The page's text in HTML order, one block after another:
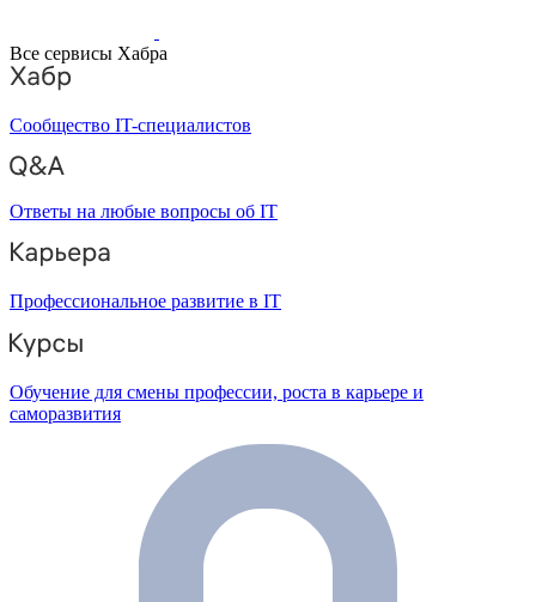
Все сервисы Хабра
Сообщество IT-специалистов
Ответы на любые вопросы об IT
Профессиональное развитие в IT
Обучение для смены профессии, роста в карьере и
саморазвития